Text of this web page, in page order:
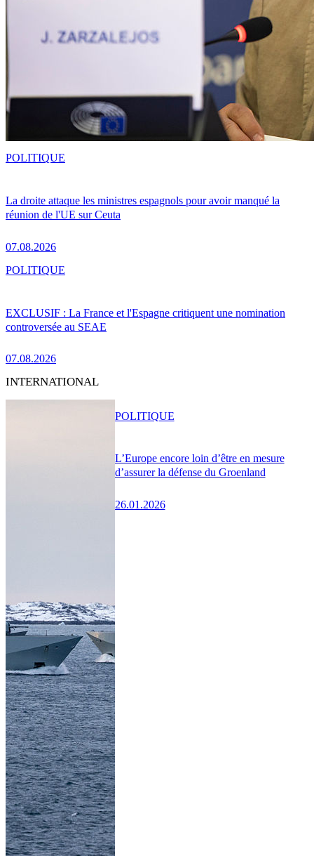
La droite attaque les ministres espagnols pour avoir manqué la
réunion de l'UE sur Ceuta
07.08.2026
POLITIQUE
EXCLUSIF : La France et l'Espagne critiquent une nomination
controversée au SEAE
07.08.2026
POLITIQUE
INTERNATIONAL
L’Europe encore loin d’être en mesure
d’assurer la défense du Groenland
26.01.2026
POLITIQUE